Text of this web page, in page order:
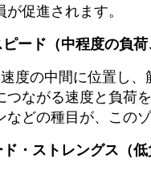
促進されます。
ード（中程度の負荷
度の中間に位置し
つながる速度と負荷
どの種目が、この
・ストレングス（低